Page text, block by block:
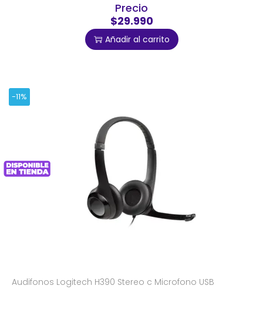
Precio
$29.990
Añadir al carrito
-11%
Audifonos Logitech H390 Stereo c Microfono USB